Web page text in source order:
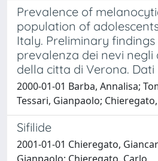
Prevalence of
population of
Italy. Preliminary
prevalenza dei nevi negli
della citta di Verona.
2000-01-01 Barba, Annalisa;
Tessari, Gianpaolo;
Sifilide
2001-01-01 Chieregato,